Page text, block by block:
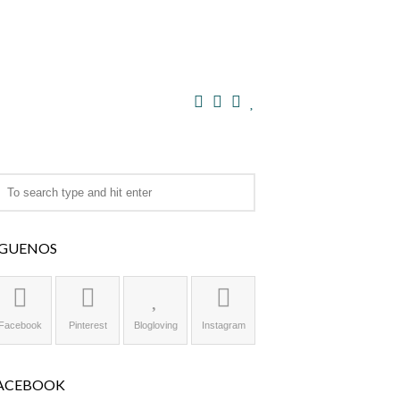
Facebook Pinterest Blogloving Instagram